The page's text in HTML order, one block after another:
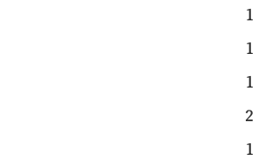
1
1
1
2
1